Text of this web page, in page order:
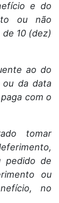
e do
ou não
10 (dez)
ao do
ou da data
com o
tomar
pedido de
ou
no